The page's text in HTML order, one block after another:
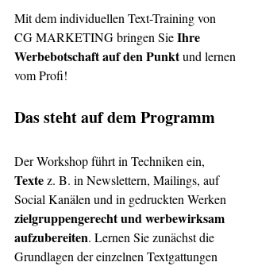
Mit dem individuellen Text-Training von
CG MARKETING bringen Sie Ihre
Werbebotschaft auf den Punkt und lernen
vom Profi!
Das steht auf dem Programm
​Der Workshop führt in Techniken ein,
Texte z. B. in Newslettern, Mailings, auf
Social Kanälen und in gedruckten Werken
zielgruppengerecht und werbewirksam
aufzubereiten. Lernen Sie zunächst die
Grundlagen der einzelnen Textgattungen